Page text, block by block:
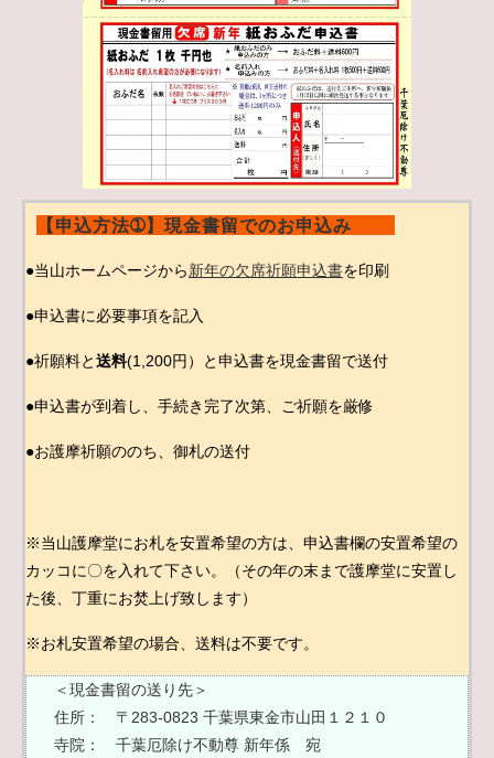
【申込方法➀】現金書留でのお申込み
●当山ホームページから新年の欠席祈願申込書を印刷
●申込書に必要事項を記入
●祈願料と送料(1,200円）と申込書を現金書留で送付
●申込書が到着し、手続き完了次第、ご祈願を厳修
●お護摩祈願ののち、御札の送付
※当山護摩堂にお札を安置希望の方は、申込書欄の安置希望の
カッコに〇を入れて下さい。（その年の末まで護摩堂に安置し
た後、丁重にお焚上げ致します）
※お札安置希望の場合、送料は不要です。
＜現金書留の送り先＞
住所： 〒283‐0823 千葉県東金市山田１２１０
寺院： 千葉厄除け不動尊 新年係 宛